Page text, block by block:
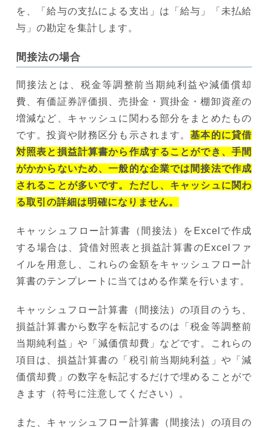
を、「給与の支払による支出」は「給与」「未払給
与」の勘定を集計します。
間接法の場合
間接法とは、税金等調整前当期純利益や減価償却
費、有価証券評価損、売掛金・買掛金・棚卸資産の
増減など、キャッシュに関わる部分をまとめたもの
です。投資や財務区分も示されます。基本的に貸借
対照表と損益計算書から作成することができ、手間
がかからないため、一般的な企業では間接法で作成
されることが多いです。ただし、キャッシュに関わ
る取引の詳細は明確になりません。
キャッシュフロー計算書（間接法）をExcelで作成
する場合は、貸借対照表と損益計算書のExcelファ
イルを用意し、これらの金額をキャッシュフロー計
算書のテンプレートに当てはめる作業を行います。
キャッシュフロー計算書（間接法）の項目のうち、
損益計算書から数字を転記するのは「税金等調整前
当期純利益」や「減価償却費」などです。これらの
項目は、損益計算書の「税引前当期純利益」や「減
価償却費」の数字を転記するだけで埋めることがで
きます（符号に注意してください）。
また、キャッシュフロー計算書（間接法）の項目の